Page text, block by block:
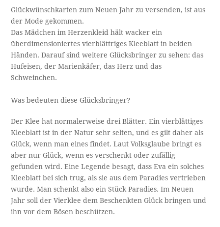
Glückwünschkarten zum Neuen Jahr zu versenden, ist aus
der Mode gekommen.
Das Mädchen im Herzenkleid hält wacker ein
überdimensioniertes vierblättriges Kleeblatt in beiden
Händen. Darauf sind weitere Glücksbringer zu sehen: das
Hufeisen, der Marienkäfer, das Herz und das
Schweinchen.
Was bedeuten diese Glücksbringer?
Der Klee hat normalerweise drei Blätter. Ein vierblättiges
Kleeblatt ist in der Natur sehr selten, und es gilt daher als
Glück, wenn man eines findet. Laut Volksglaube bringt es
aber nur Glück, wenn es verschenkt oder zufällig
gefunden wird. Eine Legende besagt, dass Eva ein solches
Kleeblatt bei sich trug, als sie aus dem Paradies vertrieben
wurde. Man schenkt also ein Stück Paradies. Im Neuen
Jahr soll der Vierklee dem Beschenkten Glück bringen und
ihn vor dem Bösen beschützen.